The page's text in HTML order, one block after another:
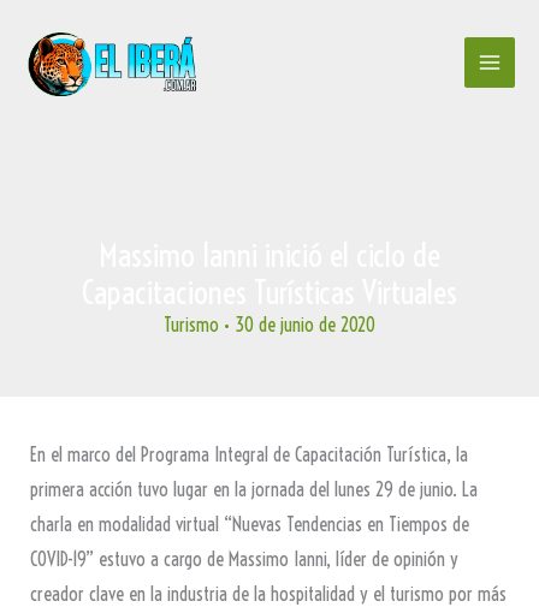
contenido
Turismo • 30 de junio de 2020
En el marco del Programa Integral de Capacitación Turística, la
primera acción tuvo lugar en la jornada del lunes 29 de junio. La
charla en modalidad virtual “Nuevas Tendencias en Tiempos de
COVID-19” estuvo a cargo de Massimo Ianni, líder de opinión y
creador clave en la industria de la hospitalidad y el turismo por más